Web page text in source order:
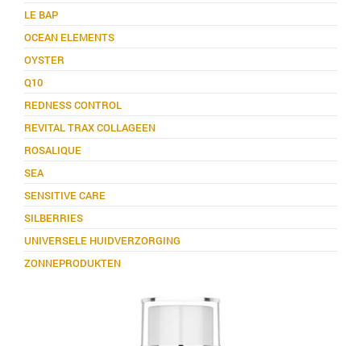
LE BAP
OCEAN ELEMENTS
OYSTER
Q10
REDNESS CONTROL
REVITAL TRAX COLLAGEEN
ROSALIQUE
SEA
SENSITIVE CARE
SILBERRIES
UNIVERSELE HUIDVERZORGING
ZONNEPRODUKTEN